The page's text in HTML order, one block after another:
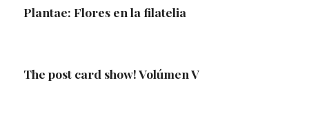
Plantae: Flores en la filatelia
The post card show! Volúmen V